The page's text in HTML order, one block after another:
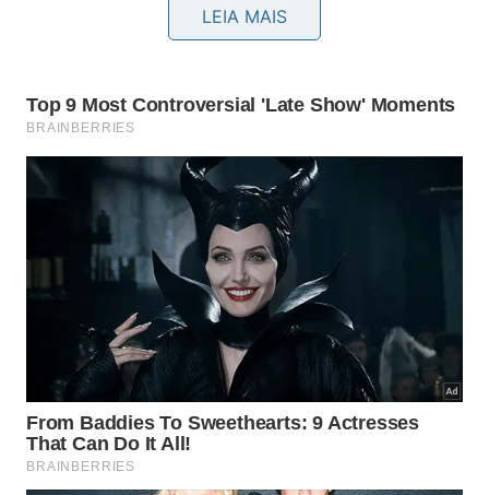
pintados e papiros intactos das cantoras do templo de
O destaque absoluto das marcações fúnebres
aponta para uma identidade corporativa ou
espiritual muito forte entre os sepultados. EssaDoc
característica singular sugere que o pertencimento
ao grupo do templo superava os laços familiares
habituais nas práticas funerárias desse
histórico repleto de transformações nasociedade
LEIA MAIS